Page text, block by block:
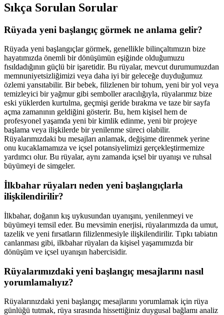
Sıkça Sorulan Sorular
Rüyada yeni başlangıç görmek ne anlama gelir?
Rüyada yeni başlangıçlar görmek, genellikle bilinçaltımızın bize
hayatımızda önemli bir dönüşümün eşiğinde olduğumuzu
fısıldadığının güçlü bir işaretidir. Bu rüyalar, mevcut durumumuzdan
memnuniyetsizliğimizi veya daha iyi bir geleceğe duyduğumuz
özlemi yansıtabilir. Bir bebek, filizlenen bir tohum, yeni bir yol veya
temizleyici bir yağmur gibi semboller aracılığıyla, rüyalarımız bize
eski yüklerden kurtulma, geçmişi geride bırakma ve taze bir sayfa
açma zamanının geldiğini gösterir. Bu, hem kişisel hem de
profesyonel yaşamda yeni bir kimlik edinme, yeni bir projeye
başlama veya ilişkilerde bir yenilenme süreci olabilir.
Rüyalarımızdaki bu mesajları anlamak, değişime direnmek yerine
onu kucaklamamıza ve içsel potansiyelimizi gerçekleştirmemize
yardımcı olur. Bu rüyalar, aynı zamanda içsel bir uyanışı ve ruhsal
büyümeyi de simgeler.
İlkbahar rüyaları neden yeni başlangıçlarla
ilişkilendirilir?
İlkbahar, doğanın kış uykusundan uyanışını, yenilenmeyi ve
büyümeyi temsil eder. Bu mevsimin enerjisi, rüyalarımızda da umut,
tazelik ve yeni fırsatların filizlenmesiyle ilişkilendirilir. Tıpkı tabiatın
canlanması gibi, ilkbahar rüyaları da kişisel yaşamımızda bir
dönüşüm ve içsel uyanışın habercisidir.
Rüyalarımızdaki yeni başlangıç mesajlarını nasıl
yorumlamalıyız?
Rüyalarınızdaki yeni başlangıç mesajlarını yorumlamak için rüya
günlüğü tutmak, rüya sırasında hissettiğiniz duygusal bağlamı analiz